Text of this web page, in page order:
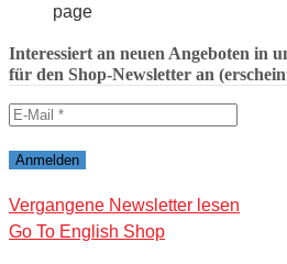
page
Interessiert an neuen Angeboten in
für den Shop-Newsletter an
Vergangene Newsletter lesen
Go To English Shop